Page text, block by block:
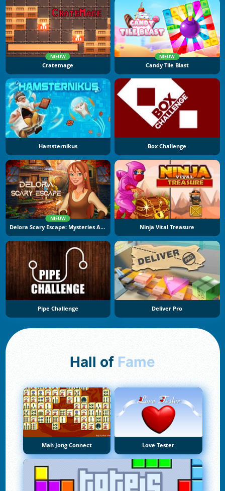
NIEUW
Cratemage
NIEUW
Candy Tile Blast
Hamsternikus Box Challenge
NIEUW
Delora Scary Escape: Mysteries Adventure Ninja Vital Treasure
Pipe Challenge Deliver Pro
Hall of Fame
Mah Jong Connect Love Tester